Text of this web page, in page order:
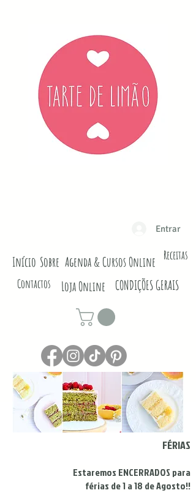
Entrar
Início Sobre Agenda & Cursos Online
Loja Online
CONDIÇÕES GERAIS
Receitas
Contactos
FÉRIAS
Estaremos ENCERRADOS para
férias de 1 a 18 de Agosto!!